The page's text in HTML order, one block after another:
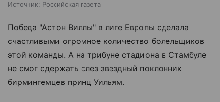
Источник: Российская газета
Победа "Астон Виллы" в лиге Европы сделала
счастливыми огромное количество болельщиков
этой команды. А на трибуне стадиона в Стамбуле
не смог сдержать слез звездный поклонник
бирмингемцев принц Уильям.